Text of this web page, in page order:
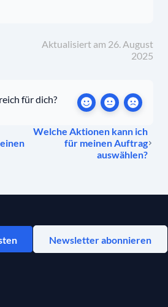
Aktualisiert am 26. August
2025
für dich?
Welche Aktionen kann ich
für meinen Auftrag
auswählen?
Newsletter abonnieren